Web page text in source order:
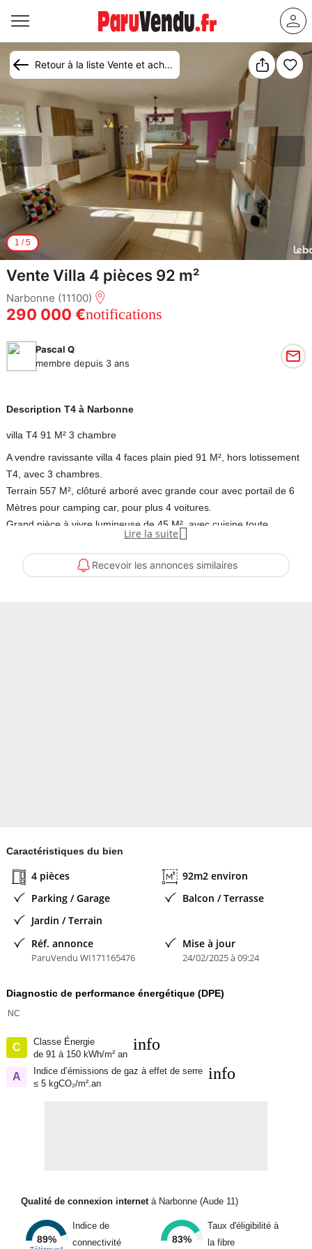
Retour à la liste Vente et achat maison Narbonne
1 /5
Vente Villa 4 pièces 92 m²
Narbonne (11100)
290 000 €notifications
Pascal Q
membre depuis 3 ans
Description T4 à Narbonne
villa T4 91 M² 3 chambre
A vendre ravissante villa 4 faces plain pied 91 M², hors lotissement
T4, avec 3 chambres.
Terrain 557 M², clôturé arboré avec grande cour avec portail de 6
Mètres pour camping car, pour plus 4 voitures.
Grand pièce à vivre lumineuse de 45 M², avec cuisine toute
équipée ouverte donnant sur le jardin et une terrasse de 20 M², en
lames composite avec pergola.
Grande salle de bain avec double vasque et baignoire balnéo,
Lire la suite 
Recevoir les annonces similaires
Caractéristiques du bien
4 pièces
92m2 environ
Parking / Garage
Balcon / Terrasse
Jardin / Terrain
Réf. annonce
ParuVendu WI171165476
Mise à jour
24/02/2025 à 09:24
Diagnostic de performance énergétique (DPE)
NC
C
Classe Énergie
de 91 à 150 kWh/m² an
info
A
Indice d’émissions de gaz à effet de serre
≤ 5 kgCO₂/m².an
info
Qualité de connexion internetà Narbonne (Aude 11)
89%
Indice de
connectivité
83%
Taux d'éligibilité à
la fibre